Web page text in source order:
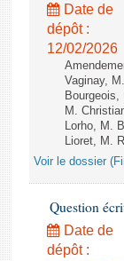
Date de
dépôt :
12/02/2026
Vaginay,
M.
Lorho, M.
Lioret, M.
Voir le dossier
Question
Date de
dépôt :